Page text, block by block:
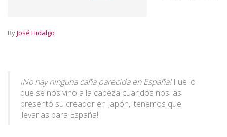
ByJosé Hidalgo
¡No hay ninguna caña parecida en España! Fue lo
que se nos vino a la cabeza cuandos nos las
presentó su creador en Japón, ¡tenemos que
llevarlas para España!